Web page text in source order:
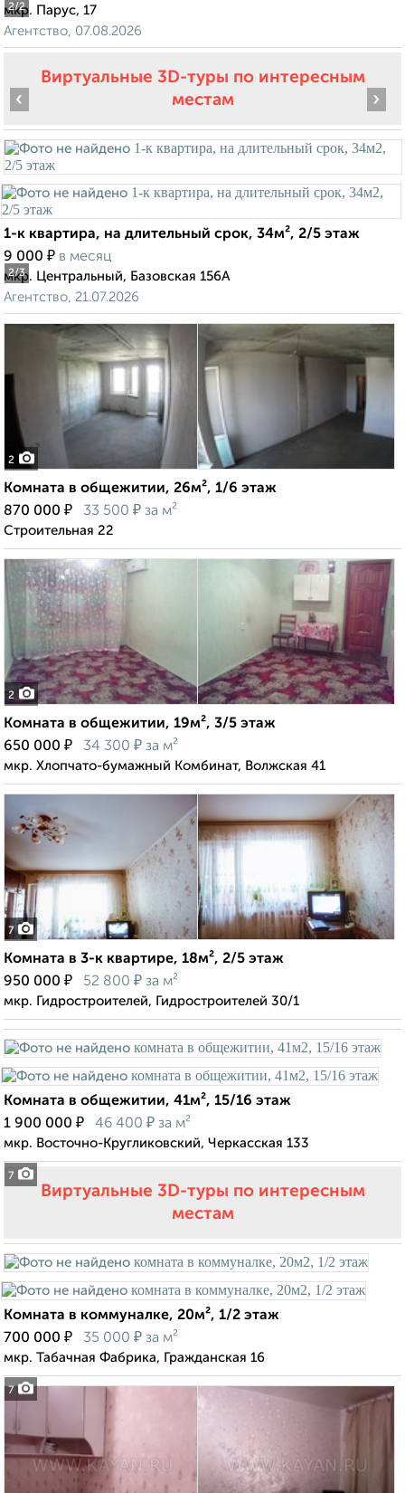
2/2
мкр. Парус, 17
Агентство, 07.08.2026
Виртуальные 3D-туры по интересным
местам
2/3
‹ ›
1-к квартира, на длительный срок, 34м², 2/5 этаж
9 000 ₽ в месяц
мкр. Центральный, Базовская 156А
Агентство, 21.07.2026
2
Комната в общежитии, 26м², 1/6 этаж
870 000 ₽ 33 500 ₽ за м²
Строительная 22
2
Комната в общежитии, 19м², 3/5 этаж
650 000 ₽ 34 300 ₽ за м²
мкр. Хлопчато-бумажный Комбинат, Волжская 41
7
Комната в 3-к квартире, 18м², 2/5 этаж
950 000 ₽ 52 800 ₽ за м²
мкр. Гидростроителей, Гидростроителей 30/1
7
Комната в общежитии, 41м², 15/16 этаж
1 900 000 ₽ 46 400 ₽ за м²
мкр. Восточно-Кругликовский, Черкасская 133
Виртуальные 3D-туры по интересным
местам
7
Комната в коммуналке, 20м², 1/2 этаж
700 000 ₽ 35 000 ₽ за м²
мкр. Табачная Фабрика, Гражданская 16